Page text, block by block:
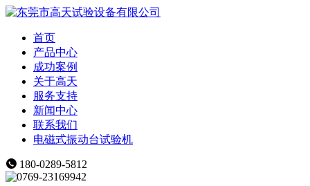
首页
产品中心
成功案例
关于高天
服务支持
新闻中心
联系我们
电磁式振动台试验机
180-0289-5812